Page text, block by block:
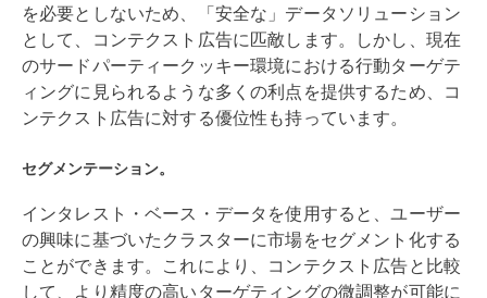
を必要としないため、「安全な」データソリューション
として、コンテクスト広告に匹敵します。しかし、現在
のサードパーティークッキー環境における行動ターゲテ
ィングに見られるような多くの利点を提供するため、コ
ンテクスト広告に対する優位性も持っています。
セグメンテーション。
インタレスト・ベース・データを使用すると、ユーザー
の興味に基づいたクラスターに市場をセグメント化する
ことができます。これにより、コンテクスト広告と比較
して、より精度の高いターゲティングの微調整が可能に